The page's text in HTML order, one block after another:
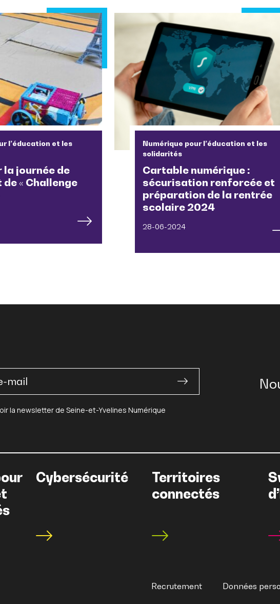
l’éducation et les
la journée de
« Challenge
Numérique pour l’éducation et les
solidarités
Cartable numérique :
sécurisation renforcée et
préparation de la rentrée
scolaire 2024
28-06-2024
la newsletter de Seine-et-Yvelines Numérique
Cybersécurité
Territoires
connectés
Recrutement Données